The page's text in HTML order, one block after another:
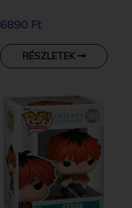
6890 Ft
RÉSZLETEK